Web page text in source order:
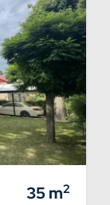
35m2